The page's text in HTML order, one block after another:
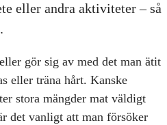
eller andra aktiviteter – så
gör sig av med det man ätit
eller träna hårt. Kanske
stora mängder mat väldigt
det vanligt att man försöker